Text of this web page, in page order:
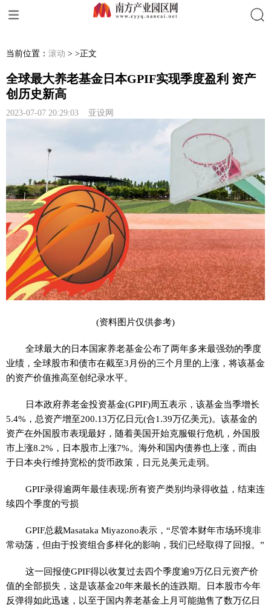
当前位置： 滚动 > >正文
全球最大养老基金日本GPIF实现季度盈利 资产
创历史新高
2023-07-07 20:29:03 亚设网
(资料图片仅供参考)
全球最大的日本国家养老基金公布了两年多来最强劲的季度
业绩，全球股市和债市在截至3月份的三个月里的上涨，将该基金
的资产价值推高至创纪录水平。
日本政府养老金投资基金(GPIF)周五表示，该基金当季增长
5.4%，总资产增至200.13万亿日元(合1.39万亿美元)。该基金的
资产在外国股市表现最好，随着美国开始克服银行危机，外国股
市上涨8.2%，日本股市上涨7%。海外和国内债券也上涨，而由
于日本央行维持宽松的货币政策，日元兑美元走弱。
GPIF录得逾两年最佳表现:所有资产类别均录得收益，结束连
续四个季度的亏损
GPIF总裁Masataka Miyazono表示，“尽管本财年市场环境非
常动荡，但由于投资组合多样化的影响，我们已经取得了回报。”
这一回报使GPIF得以收复过去四个季度逾9万亿日元资产价
值的全部损失，这是该基金20年来最长的连跌期。日本股市今年
反弹得如此迅速，以至于国内养老基金上月可能抛售了数万亿日